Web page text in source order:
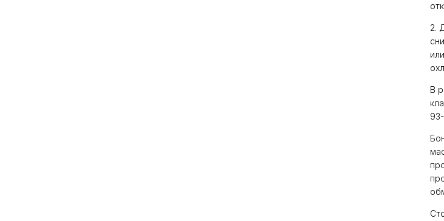
2.
В